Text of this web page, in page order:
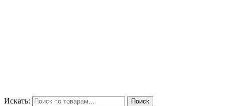
Искать: Поиск